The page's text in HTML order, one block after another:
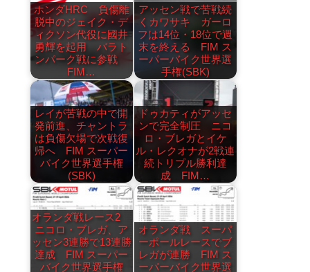
ホンダHRC 負傷離
脱中のジェイク・デ
ィクソン代役に國井
勇輝を起用 バラト
ンパーク戦に参戦
FIM…
アッセン戦で苦戦続
くカワサキ ガーロ
フは14位・18位で週
末を終える FIM ス
ーパーバイク世界選
手権(SBK)
レイが苦戦の中で開
発前進、チャントラ
は負傷欠場で次戦復
帰へ FIM スーパー
バイク世界選手権
(SBK)
ドゥカティがアッセ
ンで完全制圧 ニコ
ロ・ブレガとイケ
ル・レクオナが2戦連
続トリプル勝利達
成 FIM…
オランダ戦レース2
ニコロ・ブレガ、ア
ッセン3連勝で13連勝
達成 FIM スーパー
バイク世界選手権
オランダ戦 スーパ
ーポールレースでブ
レガが連勝 FIM ス
ーパーバイク世界選